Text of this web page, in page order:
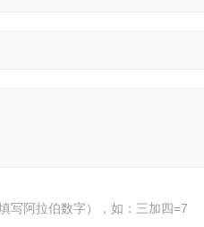
写阿拉伯数字），如：三加四=7